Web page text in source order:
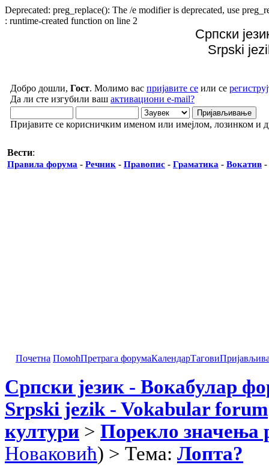
Deprecated: preg_replace(): The /e modifier is deprecated, use
: runtime-created function on line 2
Српски
Srpski
Добро дошли, Гост. Молимо вас пријавите се или се
Да ли сте изгубили ваш активациони e-mail?
Пријавите се корисничким именом или имејлом, лозинком и
Вести:
Правила форума - Речник - Правопис - Граматика - Вокатив -
Почетна ПомоћПретрага форумаКалендарТагови
Српски језик - Вокабулар
Srpski jezik - Vokabular forum
култури > Порекло значења
Новаковић) > Тема: Лопта?